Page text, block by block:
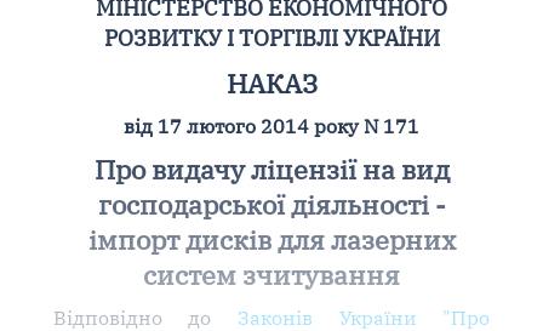
МІНІСТЕРСТВО ЕКОНОМІЧНОГО
РОЗВИТКУ І ТОРГІВЛІ УКРАЇНИ
НАКАЗ
від 17 лютого 2014 року N 171
Про видачу ліцензії на вид
господарської діяльності -
імпорт дисків для лазерних
систем зчитування
Відповідно до Законів України "Про